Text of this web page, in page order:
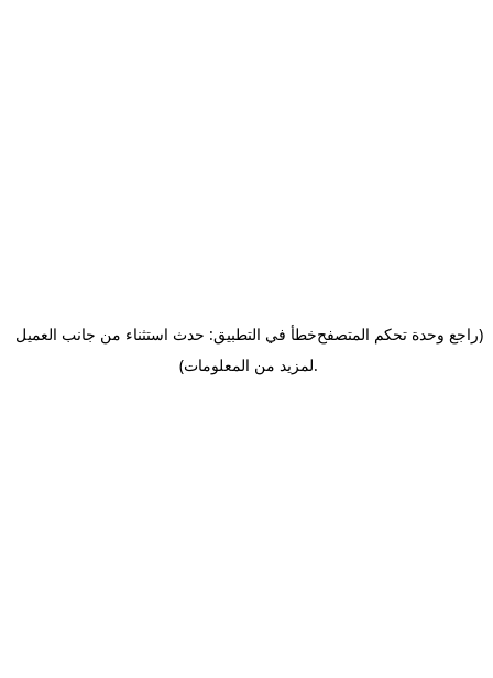
خطأ في التطبيق: حدث استثناء من جانب العميل(راجع وحدة تحكم المتصفح
لمزيد من المعلومات).